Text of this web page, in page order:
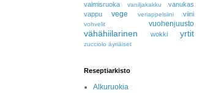
valmisruoka vaniljakakku
vanukas
vappu
vege veriappelsiini viini
vohvelit vuohenjuusto
vähähiilarinen wokki yrtit
zucciolo äyriäiset
Reseptiarkisto
Alkuruokia